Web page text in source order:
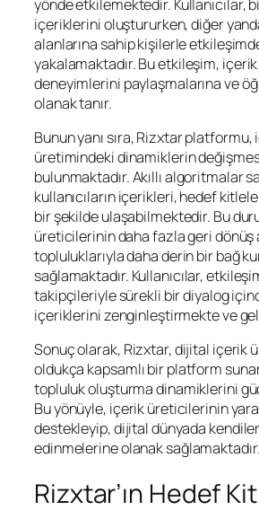
yönde etkilemektedir. Kullanıcılar,
içeriklerini oluştururken, diğer
alanlarına sahip kişilerle
yakalamaktadır. Bu etkileşim,
deneyimlerini paylaşmalarına ve
olanak tanır.
Bunun yanı sıra, Rizxtar platformu,
üretimindeki dinamiklerin
bulunmaktadır. Akıllı algoritmalar
kullanıcıların içerikleri, hedef
bir şekilde ulaşabilmektedir. Bu
üreticilerinin daha fazla geri dönüş
topluluklarıyla daha derin bir bağ
sağlamaktadır. Kullanıcılar,
takipçileriyle sürekli bir diyalog
içeriklerini zenginleştirmekte ve
Sonuç olarak, Rizxtar, dijital içerik
oldukça kapsamlı bir platform
topluluk oluşturma dinamiklerini
Bu yönüyle, içerik üreticilerinin
destekleyip, dijital dünyada
edinmelerine olanak sağlamaktadır.
Rizxtar’ın Hedef